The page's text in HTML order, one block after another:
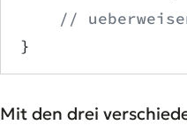
//
}
Mit den drei